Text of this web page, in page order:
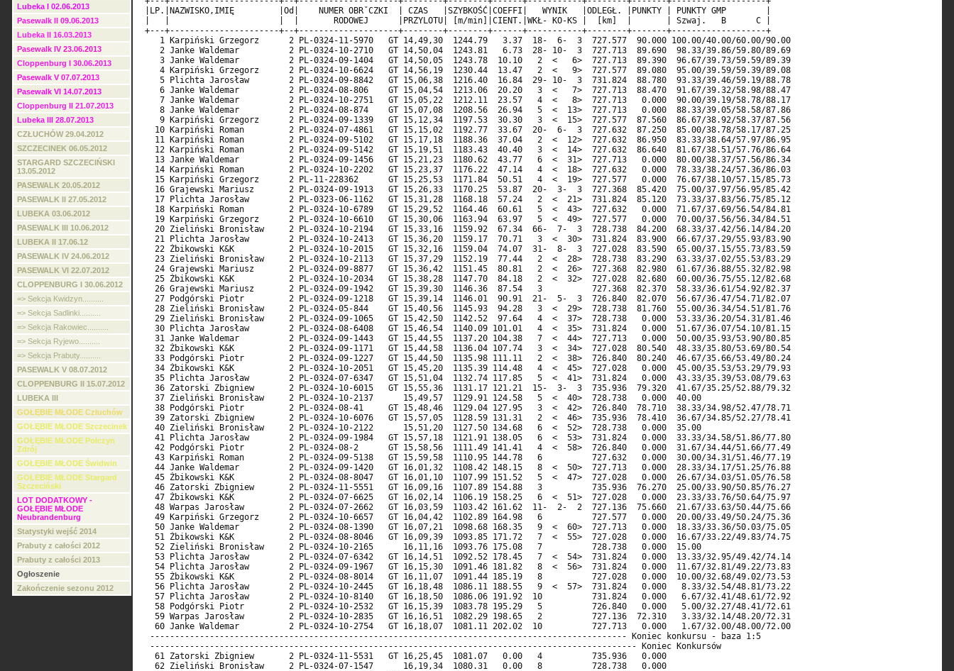
Lubeka I 02.06.2013
Pasewalk II 09.06.2013
Lubeka II 16.03.2013
Pasewalk IV 23.06.2013
Cloppenburg I 30.06.2013
Pasewalk V 07.07.2013
Pasewalk VI 14.07.2013
Cloppenburg II 21.07.2013
Lubeka III 28.07.2013
CZŁUCHÓW 29.04.2012
SZCZECINEK 06.05.2012
STARGARD SZCZECIŃSKI
13.05.2012
PASEWALK 20.05.2012
PASEWALK II 27.05.2012
LUBEKA 03.06.2012
PASEWALK III 10.06.2012
LUBEKA II 17.06.12
PASEWALK IV 24.06.2012
PASEWALK VI 22.07.2012
CLOPPENBURG I 30.06.2012
=> Sekcja Kwidzyn..........
=> Sekcja Sadlinki..........
=> Sekcja Rakowiec..........
=> Sekcja Ryjewo..........
=> Sekcja Prabuty..........
PASEWALK V 08.07.2012
CLOPPENBURG II 15.07.2012
LUBEKA III
GOŁĘBIE MŁODE Człuchów
GOŁĘBIE MŁODE Szczecinek
GOŁĘBIE MŁODE Połczyn
Zdrój
GOŁĘBIE MŁODE Świdwin
GOŁEBIE MŁODE Stargard
Szczeciński
LOT DODATKOWY -
GOŁĘBIE MŁODE
Neubrandenburg
Statystyki wejść 2014
Prabuty z całości 2012
Prabuty z całości 2013
Ogłoszenie
Zakończenie sezonu 2012